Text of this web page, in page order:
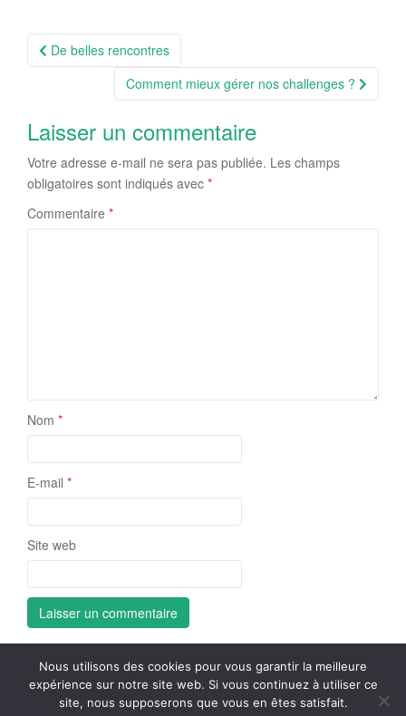
De belles rencontres
Comment mieux gérer nos challenges ?
Laisser un commentaire
Votre adresse e-mail ne sera pas publiée. Les champs
obligatoires sont indiqués avec *
Commentaire *
Nom *
E-mail *
Site web
Mentions légales et CGV
Nous utilisons des cookies pour vous garantir la meilleure
expérience sur notre site web. Si vous continuez à utiliser ce
site, nous supposerons que vous en êtes satisfait.